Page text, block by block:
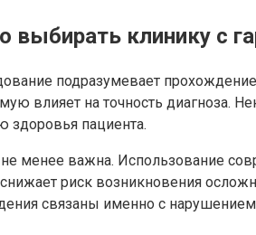
клинику с
подразумевает
влияет на точность диагноза.
здоровья пациента.
менее важна. Использование
риск возникновения
связаны именно с нарушением